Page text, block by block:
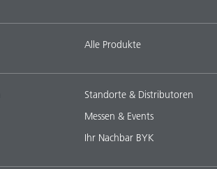
Alle Produkte
Standorte & Distributoren
Messen & Events
Ihr Nachbar BYK